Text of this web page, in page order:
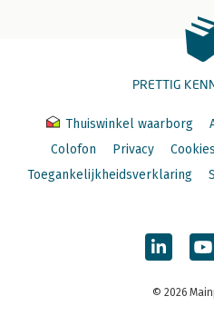
PRETTIG
Thuiswinkel waarborg
Colofon
Privacy Cookies
Toegankelijkheidsverklaring
© 2026